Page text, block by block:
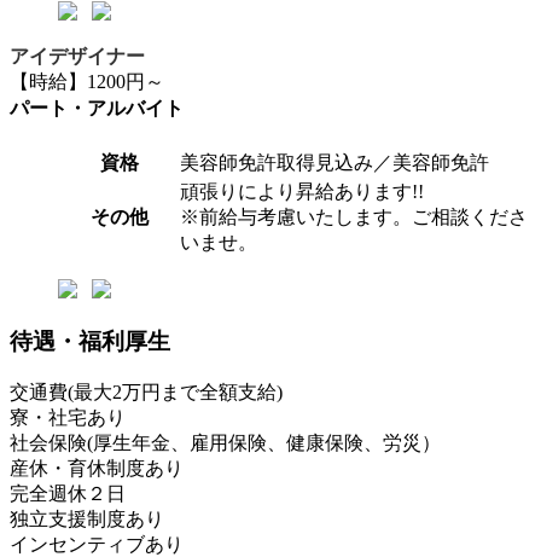
アイデザイナー
【時給】1200円～
パート・アルバイト
資格 美容師免許取得見込み／美容師免許
その他
頑張りにより昇給あります!!
※前給与考慮いたします。ご相談くださ
いませ。
待遇・福利厚生
交通費(最大2万円まで全額支給)
寮・社宅あり
社会保険(厚生年金、雇用保険、健康保険、労災）
産休・育休制度あり
完全週休２日
独立支援制度あり
インセンティブあり